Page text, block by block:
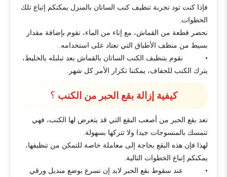
فإذا كنت تود تجربة تنظيف كنب الساتان بالمنزل يمكنكم إتباع تلك
الخطوات.
نحضر قطعة من القماش، مع إناء من الماء، نقوم بإضافة مقدار
بسيط من منظف الأطباق التي نعتاد على استخدامه.
• نقوم بتنظيف الكنب الساتان بالقماش بعد تبلبله بالخليط،
يترك الكنب للجفاف، يمكننا تكرار الأمر كل شهر.
كيفية إزالة بقع الحبر من الكنب ؟
تعد بقع الحبر من أصعب البقع التي قد يتعرض لها الكنب، فهي
تتمسك بالمنسوجات جيدا ولا تتركها بسهولة.
لهذا فإن هذه البقع بحاجة إلى معاملة خاصة للتمكن من تنظيفها،
يمكنكم إتباع الخطوات التالية.
• عند سقوط بقع الحبر لابد إن نسرع بوضع منديل ورقي